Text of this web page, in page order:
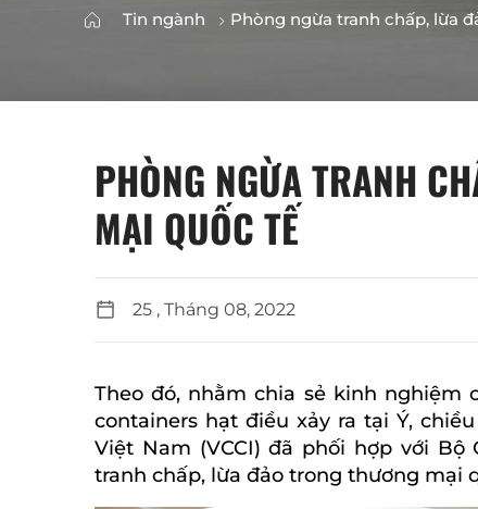
Tin ngành Phòng ngừa tranh chấp, lừa
PHÒNG NGỪA TRANH
MẠI QUỐC TẾ
25 , Tháng 08, 2022
Theo đó, nhằm chia sẻ kinh nghiệm
containers hạt điều xảy ra tại Ý,
Việt Nam (VCCI) đã phối hợp với Bộ
tranh chấp, lừa đảo trong thương mại